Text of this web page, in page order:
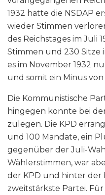
1932 hatte die NSDAP
wieder Stimmen
des Reichstages im Juli
Stimmen und 230 Sitze
es im November 1932
und somit ein Minus
Die Kommunistische
hingegen konnte bei
zulegen. Die KPD
und 100 Mandate, ein
gegenüber der Juli-
Wählerstimmen, war
der KPD und hinter der
zweitstärkste Partei.